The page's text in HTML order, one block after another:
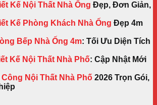
Kế Nội Thất Nhà Ống Đẹp, Đơn Giản,
Kế Phòng Khách Nhà Ống Đẹp 4m
Bếp Nhà Ống 4m: Tối Ưu Diện Tích
Kế Nội Thất Nhà Phố: Cập Nhật Mới
Công Nội Thất Nhà Phố 2026 Trọn Gói,